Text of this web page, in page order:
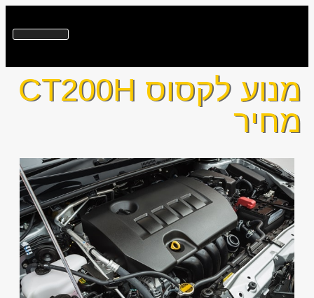
מנוע לקסוס CT200H
מחיר